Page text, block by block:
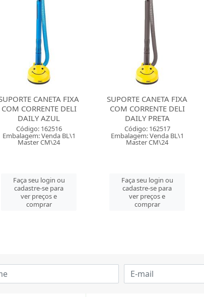
CANETA FIXA
COM CORRENTE DELI
DAILY PRETA
Código: 162517
Embalagem: Venda BL\1
Master CM\24
Faça seu login ou
cadastre-se para
ver preços e
comprar
SUPORTE CANETA FIXA
COM CORRENTE
BOLINHA BRANCA
Código: 20561
Embalagem: Venda CT\1
Master CT\1
Faça seu login ou
cadastre-se para
ver preços e
comprar